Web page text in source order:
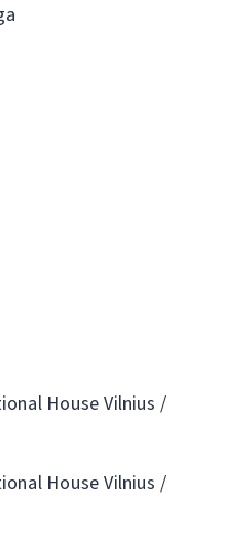
House Vilnius /
House Vilnius /